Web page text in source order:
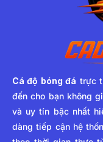
Cá độ bóng đá trực
đến cho bạn không
và uy tín bậc nhất
dàng tiếp cận hệ